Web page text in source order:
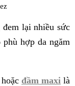
đem lại nhiều sức
phù hợp da ngăm
đầm maxi là